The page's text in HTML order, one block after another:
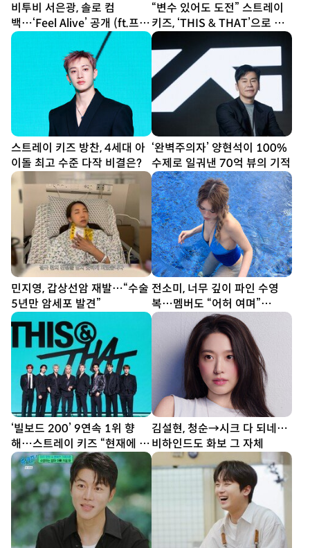
비투비 서은광, 솔로 컴
백…‘Feel Alive’ 공개 (ft.프니
엘)
“변수 있어도 도전” 스트레이
키즈, ‘THIS & THAT’으로 보
여줄 새 얼굴 [종합]
스트레이 키즈 방찬, 4세대 아
이돌 최고 수준 다작 비결은?
‘완벽주의자’ 양현석이 100%
수제로 일궈낸 70억 뷰의 기적
민지영, 갑상선암 재발…“수술
5년만 암세포 발견”
전소미, 너무 깊이 파인 수영
복…멤버도 “어허 여며”
[DA★]
‘빌보드 200’ 9연속 1위 향
해…스트레이 키즈 “현재에 최
선다할 것” (종합)[DA현장]
김설현, 청순→시크 다 되네…
비하인드도 화보 그 자체